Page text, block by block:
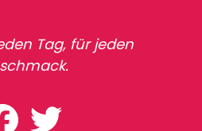
Tag, für jeden